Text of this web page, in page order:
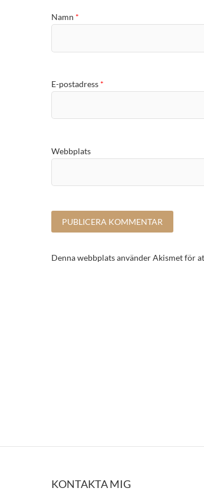
Namn *
E-postadress *
Webbplats
Denna webbplats använder Akismet för
KONTAKTA MIG